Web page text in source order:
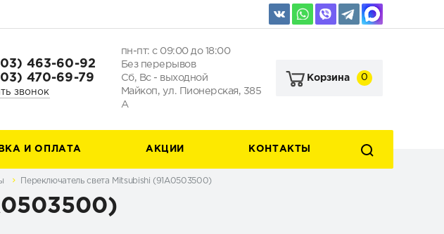
463-60-92
470-69-79
звонок
пн-пт: с 09:00 до 18:00
Без перерывов
Сб, Вс - выходной
Майкоп, ул. Пионерская, 385
А
Корзина 0
И ОПЛАТА АКЦИИ КОНТАКТЫ
Переключатель света Mitsubishi (91A0503500)